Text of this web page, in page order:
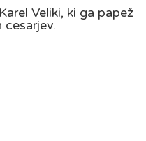
Veliki, ki ga papež
cesarjev.